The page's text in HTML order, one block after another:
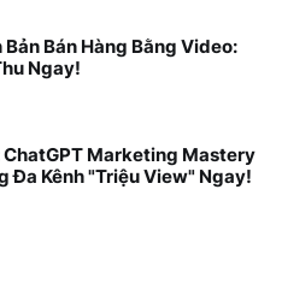
Bản Bán Hàng Bằng Video:
Ngay!
ChatGPT Marketing Mastery
Đa Kênh "Triệu View" Ngay!